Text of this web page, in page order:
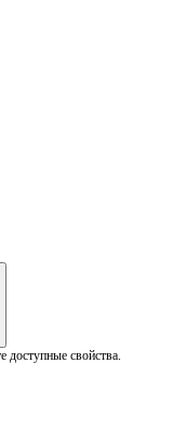
доступные свойства.